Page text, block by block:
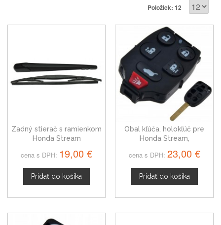
Položiek: 12
Zadný stierač s ramienkom
Honda Stream
cena s DPH: 19,00 €
Pridať do košíka
Obal kľúča, holokľúč pre
Honda Stream,
cena s DPH: 23,00 €
Pridať do košíka